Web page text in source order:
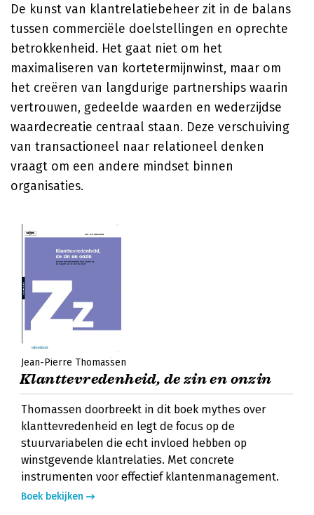
De kunst van klantrelatiebeheer zit in de balans
tussen commerciële doelstellingen en oprechte
betrokkenheid. Het gaat niet om het
maximaliseren van kortetermijnwinst, maar om
het creëren van langdurige partnerships waarin
vertrouwen, gedeelde waarden en wederzijdse
waardecreatie centraal staan. Deze verschuiving
van transactioneel naar relationeel denken
vraagt om een andere mindset binnen
organisaties.
Jean-Pierre Thomassen
Klanttevredenheid, de zin en onzin
Thomassen doorbreekt in dit boek mythes over
klanttevredenheid en legt de focus op de
stuurvariabelen die echt invloed hebben op
winstgevende klantrelaties. Met concrete
instrumenten voor effectief klantenmanagement.
Boek bekijken